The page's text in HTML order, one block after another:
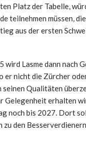
Platz der Tabelle,
teilnehmen müssen,
aus der ersten
wird Lasme dann nach
er nicht die Zürcher
seinen Qualitäten
Gelegenheit erhalten
noch bis 2027. Dort
zu den